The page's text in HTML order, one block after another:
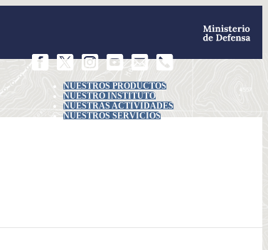
NUESTROS PRODUCTOS
NUESTRO INSTITUTO
NUESTRAS ACTIVIDADES
NUESTROS SERVICIOS